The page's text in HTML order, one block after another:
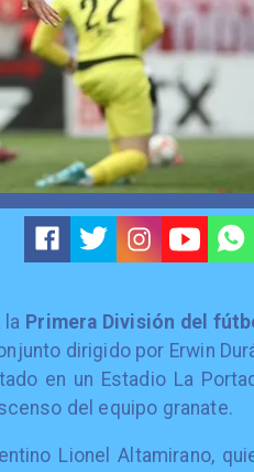
Primera División del
dirigido por Erwin
en un Estadio La
del equipo granate.
Lionel Altamirano,